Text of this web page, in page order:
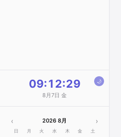
09:12:29
8月7日 金
🌙
‹ 2026 8月 ›
日 月 火 水 木 金 土